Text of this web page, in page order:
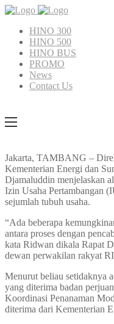
HINO 300
HINO 500
HINO BUS
PROMO
News
Contact Us
Jakarta, TAMBANG –
Kementerian Energi dan
Djamaluddin menjelaskan
Izin Usaha Pertambangan
sejumlah tubuh usaha.
“Ada beberapa
antara proses dengan
kata Ridwan dikala Rapat
dewan perwakilan rakyat
Menurut beliau setidaknya
yang diterima badan
Koordinasi Penanaman
diterima dari Kementerian